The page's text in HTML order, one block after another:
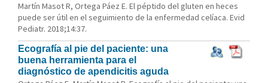
Martín Masot R, Ortega Páez E. El péptido del gluten en heces
puede ser útil en el seguimiento de la enfermedad celíaca. Evid
Pediatr. 2018;14:37.
Ecografía al pie del paciente: una
buena herramienta para el
diagnóstico de apendicitis aguda